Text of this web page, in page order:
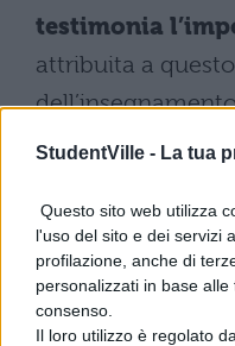
StudentVille - La tua
Questo sito web utilizza
l'uso del sito e dei servizi
profilazione, anche di
personalizzati in base
consenso.
Il loro utilizzo è regolato
testimonia
attribuita a
provvedimento a
nazionale.
Le
docenti di